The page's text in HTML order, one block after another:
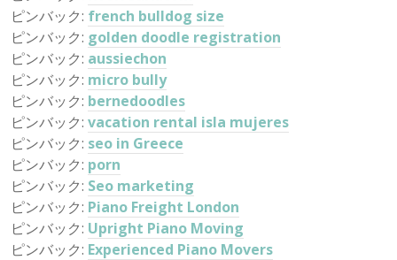
ピンバック: french bulldog size
ピンバック: golden doodle registration
ピンバック: aussiechon
ピンバック: micro bully
ピンバック: bernedoodles
ピンバック: vacation rental isla mujeres
ピンバック: seo in Greece
ピンバック: porn
ピンバック: Seo marketing
ピンバック: Piano Freight London
ピンバック: Upright Piano Moving
ピンバック: Experienced Piano Movers